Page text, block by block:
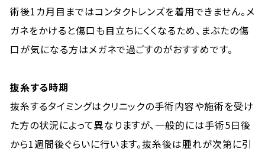
術後1カ月目まではコンタクトレンズを着用できません。メ
ガネをかけると傷口も目立ちにくくなるため、まぶたの傷
口が気になる方はメガネで過ごすのがおすすめです。
抜糸する時期
抜糸するタイミングはクリニックの手術内容や施術を受け
た方の状況によって異なりますが、一般的には手術5日後
から1週間後ぐらいに行います。抜糸後は腫れが次第に引